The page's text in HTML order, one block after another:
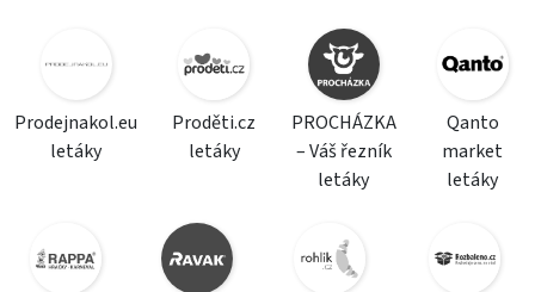
Prodejnakol.eu
letáky
Proděti.cz
letáky
PROCHÁZKA
– Váš řezník
letáky
Qanto
market
letáky